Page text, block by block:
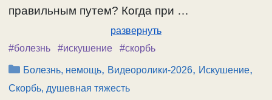
правильным путем? Когда при …
развернуть
#болезнь
#искушение #скорбь
Рубрики
Болезнь, немощь, Видеоролики-2026, Искушение,
Скорбь, душевная тяжесть